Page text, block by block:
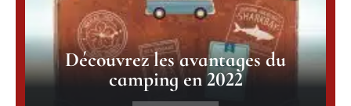
Découvrez les avantages du
camping en 2022